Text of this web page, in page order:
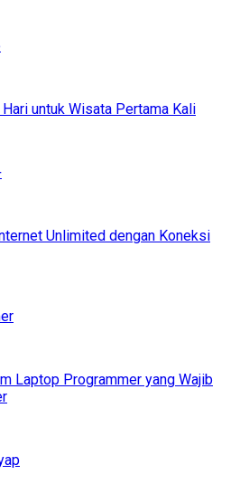
untuk Wisata Pertama Kali
Unlimited dengan Koneksi
Laptop Programmer yang Wajib